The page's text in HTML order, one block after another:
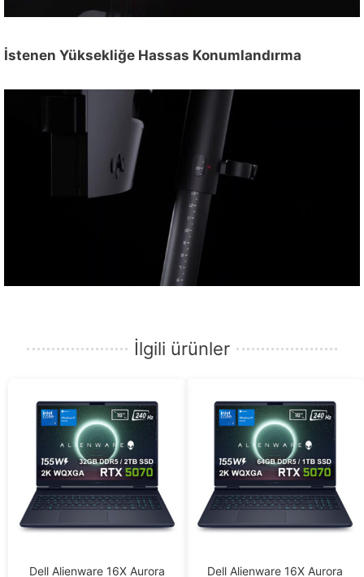
İstenen Yüksekliğe Hassas Konumlandırma
İlgili ürünler
Dell Alienware 16X Aurora Dell Alienware 16X Aurora